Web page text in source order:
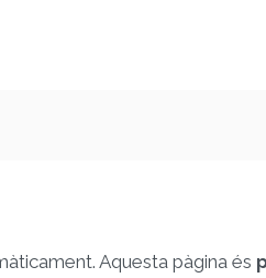
Aquesta pàgina és